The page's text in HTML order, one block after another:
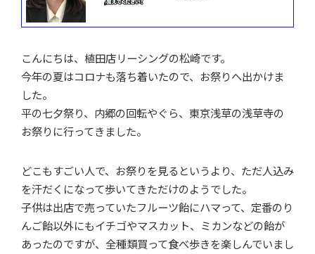
こんにちは、植田店リーシングの松崎です。
今年の夏はコロナも落ち着いたので、お祭りへ出かけま
した。
平の七夕祭り、内郷の回転やぐら、東京浅草の浅草寺の
お祭りに行ってきました。
どこもすごい人で、お祭りを見るというより、ただ人込み
を汗だくになって歩いてきただけのようでした。
子供は出店で売っていたフルーツ飴にハマって、定番のり
んご飴以外にもイチゴやマスカット、ミカンなどの飴が
あったのですが、全種類買って食べ歩きを楽しんでいまし